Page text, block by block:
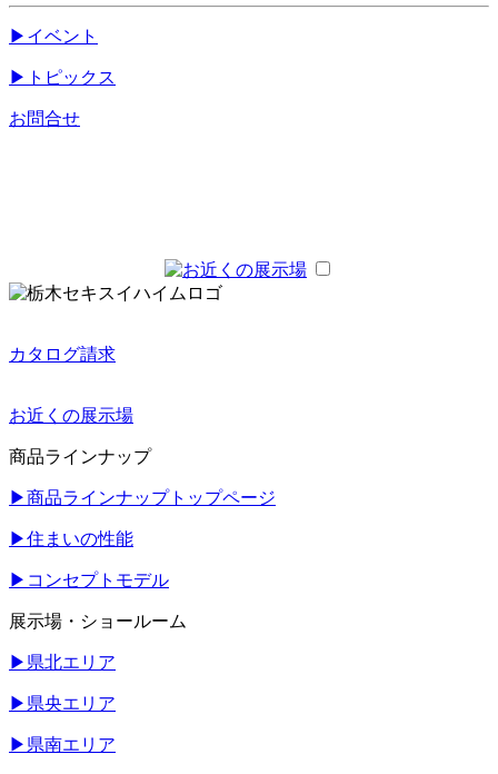
▶ イベント
▶ トピックス
お問合せ
カタログ請求
お近くの展示場
商品ラインナップ
▶商品ラインナップトップページ
▶住まいの性能
▶ コンセプトモデル
展示場・ショールーム
▶ 県北エリア
▶ 県央エリア
▶ 県南エリア